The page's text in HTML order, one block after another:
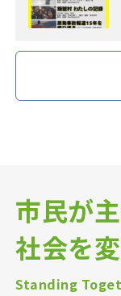
市民が
社会を
Standing